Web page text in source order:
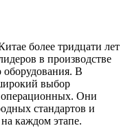
более тридцати лет
в производстве
оборудования. В
выбор
операционных. Они
стандартов и
на каждом этапе.